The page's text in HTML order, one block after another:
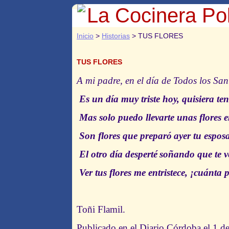
La Cocinera
Inicio > Historias > TUS FLORES
TUS FLORES
A mi padre, en el día de Todos los
Es un día muy triste hoy, quisiera
Mas solo puedo llevarte unas flores
Son flores que preparó ayer tu
El otro día despertésoñando que te
Ver tus flores me entristece,
Toñi Flamil.